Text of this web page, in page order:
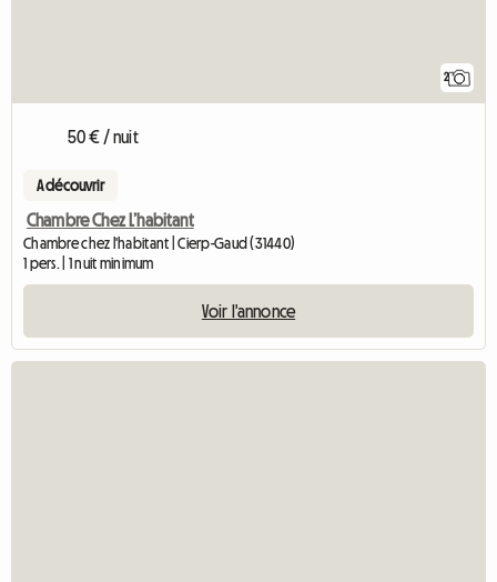
2
50 € / nuit
A découvrir
Chambre Chez L’habitant
Chambre chez l'habitant | Cierp-Gaud (31440)
1 pers. | 1 nuit minimum
Voir l'annonce